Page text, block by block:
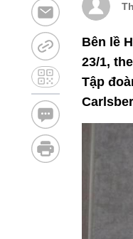
Bên lề
23/1,
Tập